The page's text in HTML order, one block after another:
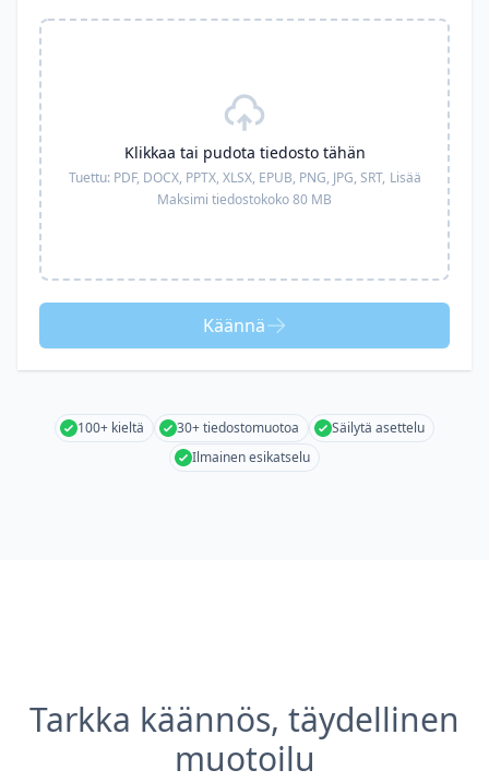
Klikkaa tai pudota tiedosto tähän
Tuettu: PDF, DOCX, PPTX, XLSX, EPUB, PNG, JPG, SRT, Lisää
Maksimi tiedostokoko 80 MB
Käännä
100+ kieltä 30+ tiedostomuotoa
Säilytä asettelu
Ilmainen esikatselu
Tarkka käännös, täydellinen
muotoilu